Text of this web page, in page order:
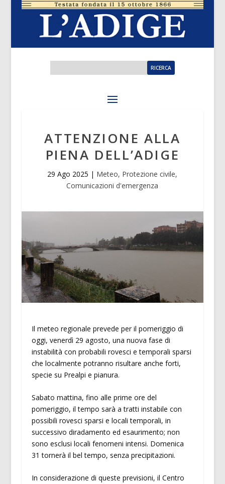
ATTENZIONE ALLA
PIENA DELL’ADIGE
29 Ago 2025 | Meteo, Protezione civile,
Comunicazioni d'emergenza
Il meteo regionale prevede per il pomeriggio di
oggi, venerdì 29 agosto, una nuova fase di
instabilità con probabili rovesci e temporali sparsi
che localmente potranno risultare anche forti,
specie su Prealpi e pianura.
Sabato mattina, fino alle prime ore del
pomeriggio, il tempo sarà a tratti instabile con
possibili rovesci sparsi e locali temporali, in
successivo diradamento ed esaurimento; non
sono esclusi locali fenomeni intensi. Domenica
31 tornerà il bel tempo, senza precipitazioni.
In considerazione di queste previsioni, il Centro